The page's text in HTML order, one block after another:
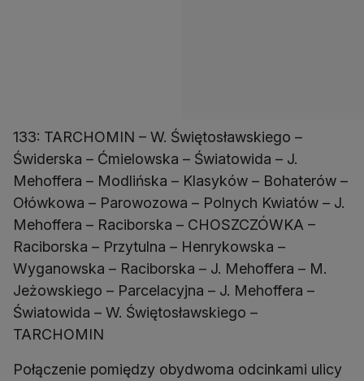
133: TARCHOMIN – W. Świętosławskiego –
Świderska – Ćmielowska – Światowida – J.
Mehoffera – Modlińska – Klasyków – Bohaterów –
Ołówkowa – Parowozowa – Polnych Kwiatów – J.
Mehoffera – Raciborska – CHOSZCZÓWKA –
Raciborska – Przytulna – Henrykowska –
Wyganowska – Raciborska – J. Mehoffera – M.
Jeżowskiego – Parcelacyjna – J. Mehoffera –
Światowida – W. Świętosławskiego –
TARCHOMIN
Połączenie pomiędzy obydwoma odcinkami ulicy